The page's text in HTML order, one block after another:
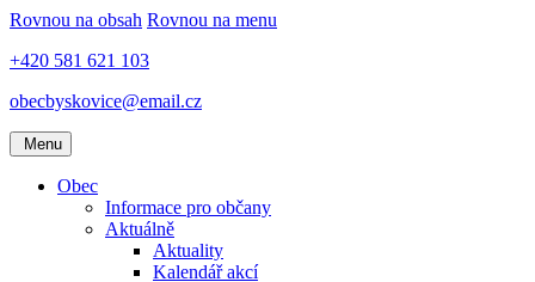
Rovnou na obsah Rovnou na menu
+420 581 621 103
obecbyskovice@email.cz
Menu
Obec
Informace pro občany
Aktuálně
Aktuality
Kalendář akcí